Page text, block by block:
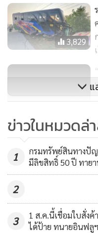
3,829
69
272
ข่าวในหมวดล่
1
กรมทรัพย์สินทางปั
มีลิขสิทธิ์ 50 ปี ทาย
2
3
1 ส.ค.นี้เชื่อมใบสั่ง
ได้ป้าย ทนายอินฟลู